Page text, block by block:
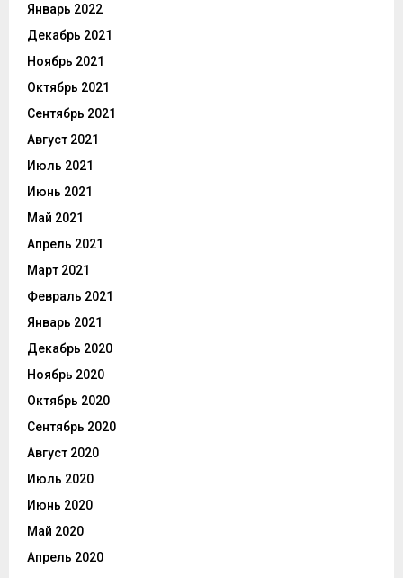
Январь 2022
Декабрь 2021
Ноябрь 2021
Октябрь 2021
Сентябрь 2021
Август 2021
Июль 2021
Июнь 2021
Май 2021
Апрель 2021
Март 2021
Февраль 2021
Январь 2021
Декабрь 2020
Ноябрь 2020
Октябрь 2020
Сентябрь 2020
Август 2020
Июль 2020
Июнь 2020
Май 2020
Апрель 2020